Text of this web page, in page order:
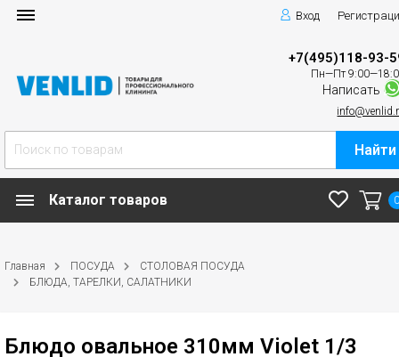
Вход
+7(495)118-93-
Пн—Пт
Написать
Найти
Каталог товаров
Главная ПОСУДА
СТОЛОВАЯ ПОСУДА
БЛЮДА, ТАРЕЛКИ, САЛАТНИКИ
Блюдо овальное 310мм Violet 1/3